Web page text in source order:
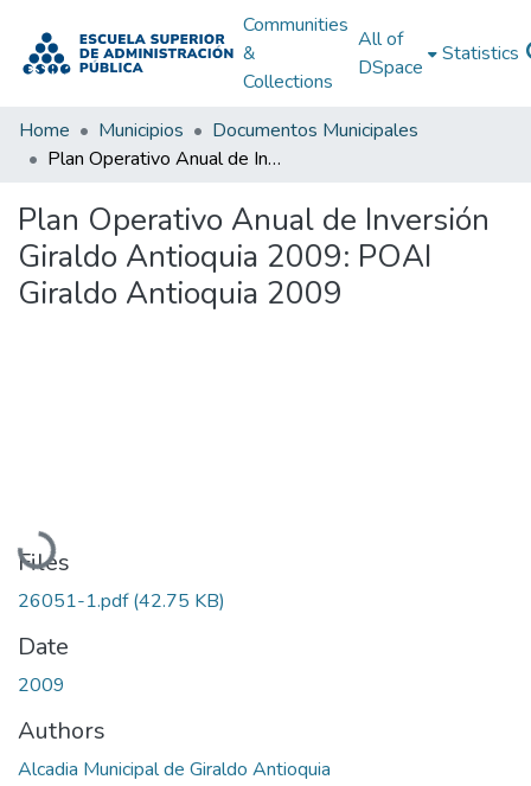
Communities
&
Collections
All of
DSpace
Statistics
Home Municipios
Documentos Municipales
Plan Operativo Anual de Inversión Giraldo Antioquia 2009: POAI Giraldo Antioquia 2009
Plan Operativo Anual de Inversión
Giraldo Antioquia 2009: POAI
Giraldo Antioquia 2009
Loading...
Files
26051-1.pdf(42.75 KB)
Date
2009
Authors
Alcadia Municipal de Giraldo Antioquia